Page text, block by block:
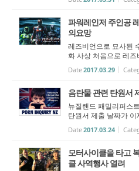
는 영향과 사회적 유해
파워레인저 주인공
의요망
레즈비언으로 묘사된
화 사상 처음으로 레
장해 논란이 일고 있
s)’의 옐로우레인저 트
Date2017.03.29
음란물 관련 탄원서
뉴질랜드 패밀리퍼스
탄원서 제출 날짜가
지 탄원서 서명에 동
패밀리퍼스트는 ‘음란
Date2017.03.24
모터사이클을 타고
클 사역행사 열려